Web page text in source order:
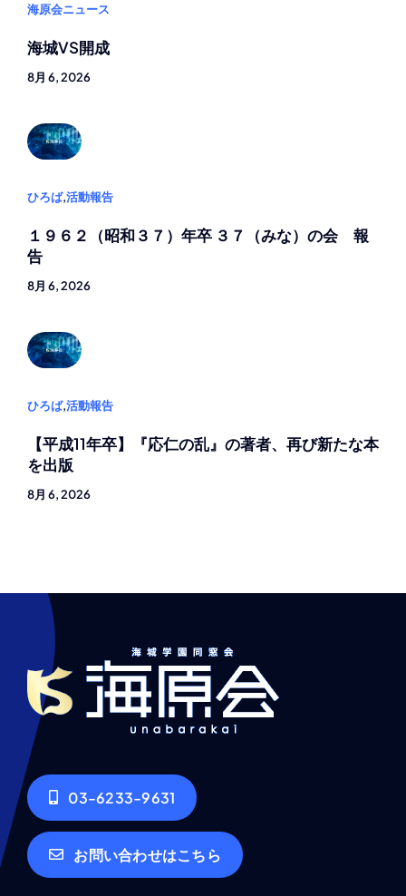
海原会ニュース
海城VS開成
8月 6, 2026
ひろば,活動報告
１９６２（昭和３７）年卒 ３７（みな）の会 報
告
8月 6, 2026
ひろば,活動報告
【平成11年卒】『応仁の乱』の著者、再び新たな本
を出版
8月 6, 2026
03-6233-9631
お問い合わせはこちら